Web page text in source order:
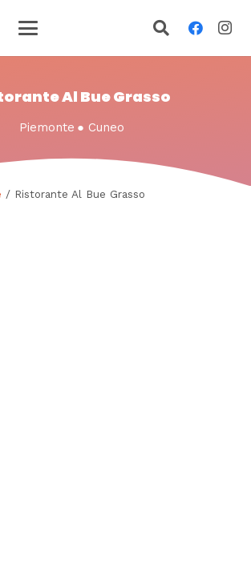
Al Bue Grasso
Piemonte ● Cuneo
/ Ristorante Al Bue Grasso